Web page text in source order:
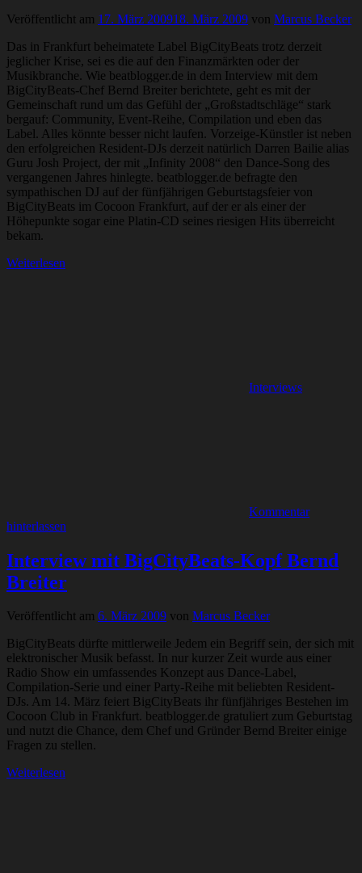
Veröffentlicht am 17. März 200918. März 2009 von Marcus Becker
Das in Frankfurt beheimatete Label BigCityBeats trotz derzeit
jeglicher Krise, sei es die auf den Finanzmärkten oder der
Musikbranche. Wie beatblogger.de in dem Interview mit dem
BigCityBeats-Chef Bernd Breiter berichtete, geht es mit der
Gemeinschaft rund um das Gefühl der „Großstadtschläge“ stark
bergauf: Community, Event-Reihe, Compilation und eben das
Label. Alles könnte besser nicht laufen. Vorzeige-Künstler ist neben
den erfolgreichen Resident-DJs derzeit natürlich Darren Bailie alias
Guru Josh Project, der mit „Infinity 2008“ den Dance-Song des
vergangenen Jahres hinlegte. beatblogger.de befragte den
sympathischen DJ auf der fünfjährigen Geburtstagsfeier von
BigCityBeats im Cocoon Frankfurt, auf der er als einer der
Höhepunkte sogar eine Platin-CD seines riesigen Hits überreicht
bekam.
Weiterlesen
Interviews
Kommentar
hinterlassen
Interview mit BigCityBeats-Kopf Bernd
Breiter
Veröffentlicht am 6. März 2009 von Marcus Becker
BigCityBeats dürfte mittlerweile Jedem ein Begriff sein, der sich mit
elektronischer Musik befasst. In nur kurzer Zeit wurde aus einer
Radio Show ein umfassendes Konzept aus Dance-Label,
Compilation-Serie und einer Party-Reihe mit beliebten Resident-
DJs. Am 14. März feiert BigCityBeats ihr fünfjähriges Bestehen im
Cocoon Club in Frankfurt. beatblogger.de gratuliert zum Geburtstag
und nutzt die Chance, dem Chef und Gründer Bernd Breiter einige
Fragen zu stellen.
Weiterlesen